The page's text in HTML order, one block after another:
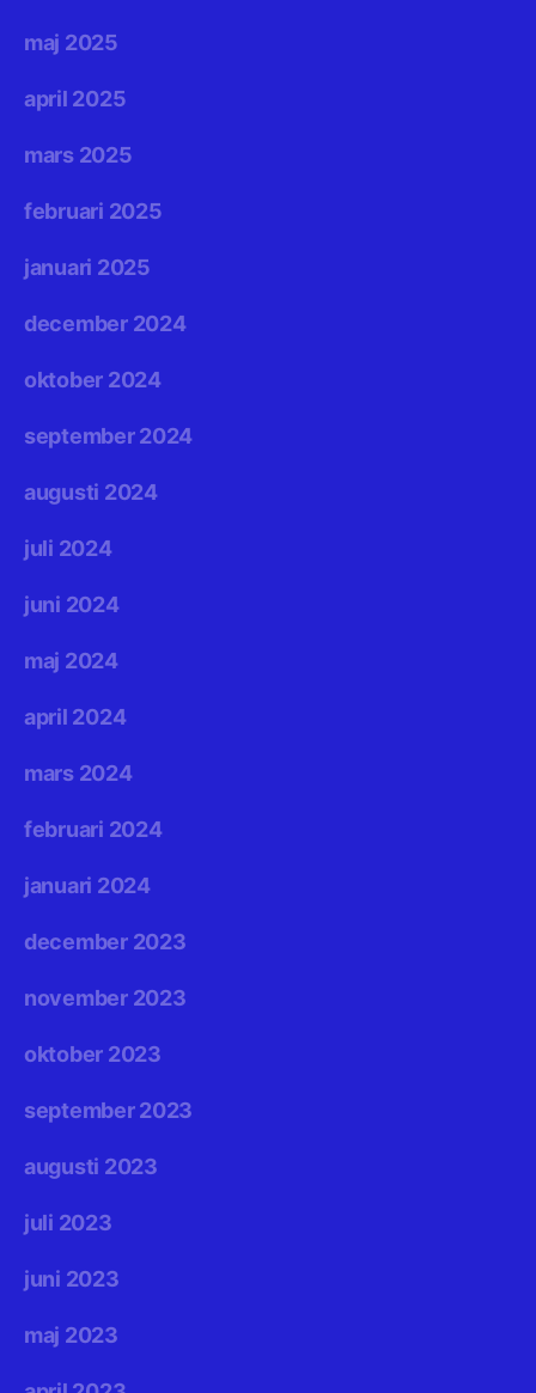
maj 2025
april 2025
mars 2025
februari 2025
januari 2025
december 2024
oktober 2024
september 2024
augusti 2024
juli 2024
juni 2024
maj 2024
april 2024
mars 2024
februari 2024
januari 2024
december 2023
november 2023
oktober 2023
september 2023
augusti 2023
juli 2023
juni 2023
maj 2023